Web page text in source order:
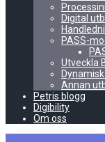
Digital
PASS-
Utveckla
Annan
Petris blogg
Digibility
Om oss